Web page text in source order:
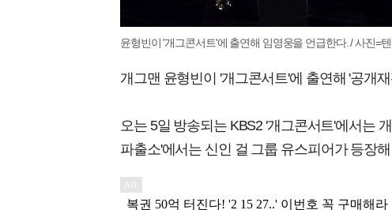
윤형빈이 '개그콘서트'에 출연해 임영웅을 언급한다. / 사진=
개그맨 윤형빈이 '개그콘서트'에 출연해 '공개
오는 5일 방송되는 KBS2 '개그콘서트'에서는
파출소'에서는 신인 걸 그룹 유스피어가 등장